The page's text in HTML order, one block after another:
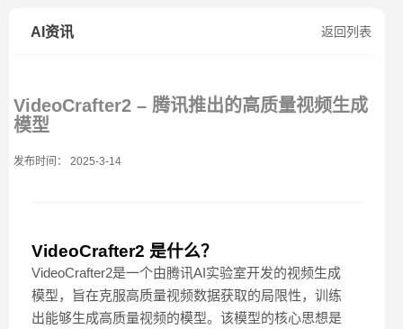
返回列表
AI资讯
VideoCrafter2 – 腾讯推出的高质量视频生成
模型
发布时间： 2025-3-14
VideoCrafter2 是什么？
VideoCrafter2是一个由腾讯AI实验室开发的视频生成
模型，旨在克服高质量视频数据获取的局限性，训练
出能够生成高质量视频的模型。该模型的核心思想是